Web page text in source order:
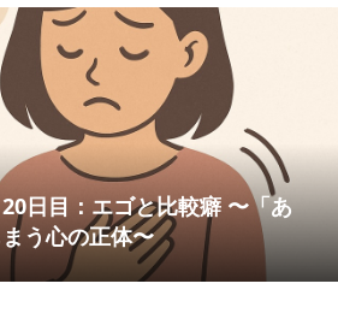
日目：エゴと比較癖 〜「あ
う心の正体〜